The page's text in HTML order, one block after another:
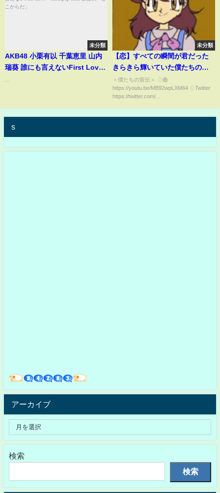
未分類
AKB48 小栗有以 千葉恵里 山内
瑞葵 誰にも言えないFirst Love️˖⁺
未分類
【恋】すべての瞬間が君だった
きらきら輝いていた僕たちの時
間【図書室#63】
＜僕たちの宣伝＞ ♢曲
https://youtu.be/MB92wpLXM64 ♢Twitter
https://twitter.com/...
s
アーカイブ
検索
検索